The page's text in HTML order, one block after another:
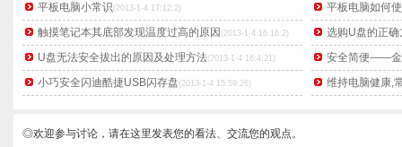
平板电脑小常识 (2013-1-4 17:12:2)
平板电脑如何
触摸笔记本其底部发现温度过高的原因 (2013-1-4 16:16:2)
选购U盘的正确
U盘无法安全拔出的原因及处理方法(2013-1-4 16:4:21)
安全简便——金
小巧安全闪迪酷捷USB闪存盘 (2013-1-4 15:59:26) 维持电脑健康,
◎欢迎参与讨论，请在这里发表您的看法、交流您的观点。